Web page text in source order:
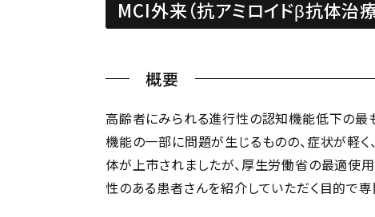
MCI外来（抗アミロイドβ抗体治
概要
高齢者にみられる進行性の認知機能低下の最
機能の一部に問題が生じるものの、症状が軽
体が上市されましたが、厚生労働省の最適使
性のある患者さんを紹介していただく目的で専